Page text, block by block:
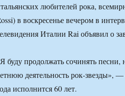
любителей рока,
в воскресенье вечером в
Италии Rai объявил о
буду продолжать сочинять
деятельность рок-звезды»,
исполнится 60 лет.